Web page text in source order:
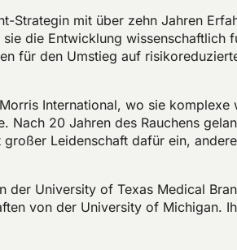
Strategin mit über zehn Jahren
die Entwicklung wissenschaftlich
für den Umstieg auf
International, wo sie komplexe
Nach 20 Jahren des Rauchens
Leidenschaft dafür ein,
University of Texas Medical
von der University of Michigan.